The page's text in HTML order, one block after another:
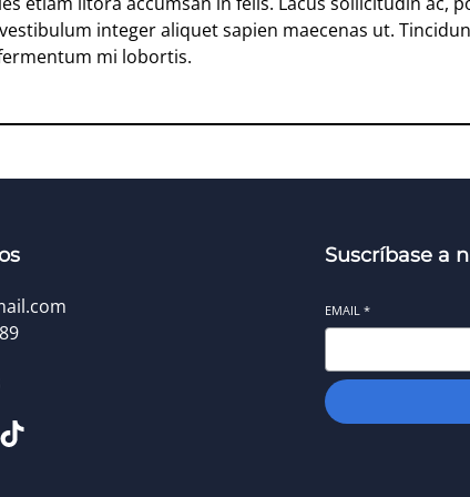
integer aliquet sapien maecenas ut.
mi lobortis.
TikTok
Suscríbase a
EMAIL*